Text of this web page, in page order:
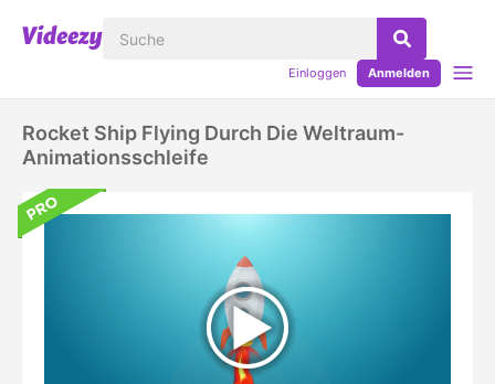
Einloggen Anmelden
Rocket Ship Flying Durch Die Weltraum-
Animationsschleife